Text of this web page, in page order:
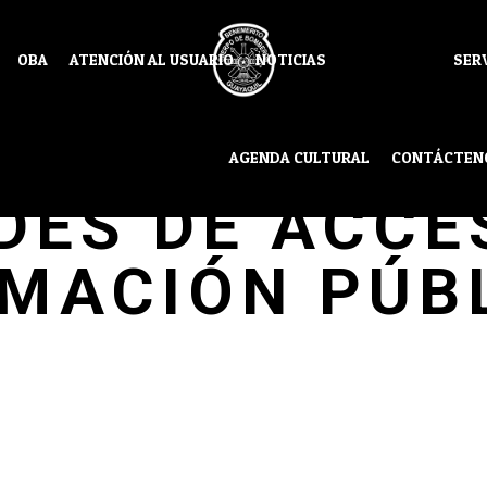
OBA ATENCIÓN AL USUARIO NOTICIAS
AGENDA CULTURAL
PARA
DE